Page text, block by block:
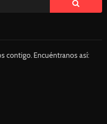
contigo. Encuéntranos así: